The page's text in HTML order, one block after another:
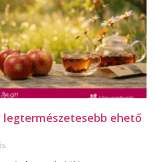
legtermészetesebb ehető